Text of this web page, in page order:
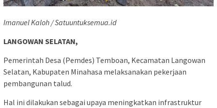
Imanuel Kaloh / Satuuntuksemua.id
LANGOWAN SELATAN,
Pemerintah Desa (Pemdes) Temboan, Kecamatan Langowan
Selatan, Kabupaten Minahasa melaksanakan pekerjaan
pembangunan talud.
Hal ini dilakukan sebagai upaya meningkatkan infrastruktur